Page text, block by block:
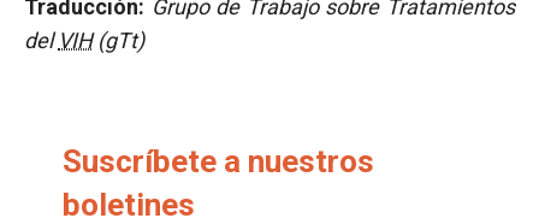
Traducción: Grupo de Trabajo sobre Tratamientos
delVIH(gTt)
Suscríbete a nuestros
boletines